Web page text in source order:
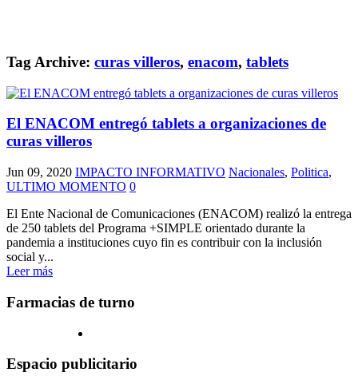
Tag Archive: curas villeros, enacom, tablets
El ENACOM entregó tablets a organizaciones de
curas villeros
Jun 09, 2020 IMPACTO INFORMATIVO Nacionales, Politica,
ULTIMO MOMENTO 0
El Ente Nacional de Comunicaciones (ENACOM) realizó la entrega
de 250 tablets del Programa +SIMPLE orientado durante la
pandemia a instituciones cuyo fin es contribuir con la inclusión
social y...
Leer más
Farmacias de turno
Espacio publicitario